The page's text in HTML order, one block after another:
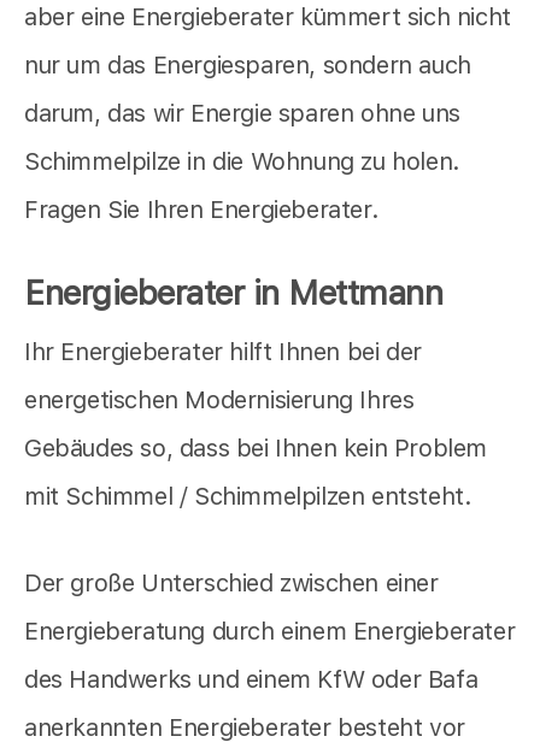
aber eine Energieberater kümmert sich nicht
nur um das Energiesparen, sondern auch
darum, das wir Energie sparen ohne uns
Schimmelpilze in die Wohnung zu holen.
Fragen Sie Ihren Energieberater.
Energieberater in Mettmann
Ihr Energieberater hilft Ihnen bei der
energetischen Modernisierung Ihres
Gebäudes so, dass bei Ihnen kein Problem
mit Schimmel / Schimmelpilzen entsteht.
Der große Unterschied zwischen einer
Energieberatung durch einem Energieberater
des Handwerks und einem KfW oder Bafa
anerkannten Energieberater besteht vor